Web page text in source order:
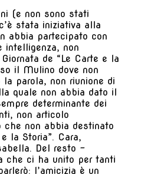
(e non sono stati
stata iniziativa alla
abbia partecipato con
intelligenza, non
de “Le Carte e la
il Mulino dove non
la parola, non riunione di
quale non abbia dato il
determinante dei
non articolo
che non abbia destinato
la Storia”. Cara,
Del resto –
che ci ha unito per tanti
l’amicizia è un